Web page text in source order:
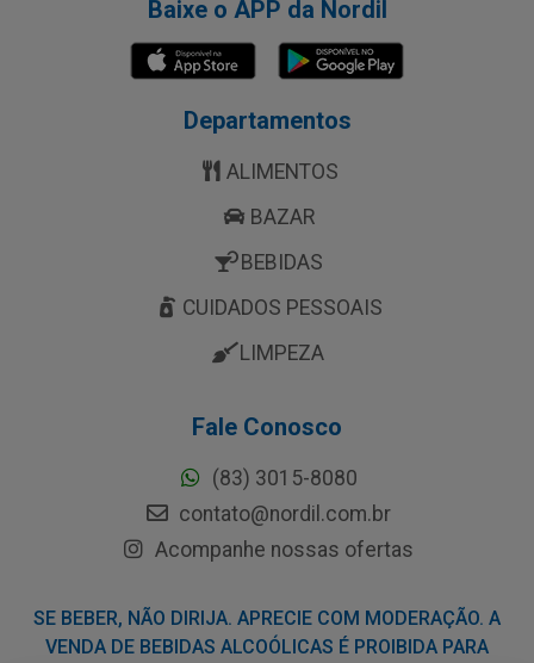
Baixe o APP da Nordil
Departamentos
ALIMENTOS
BAZAR
BEBIDAS
CUIDADOS PESSOAIS
LIMPEZA
Fale Conosco
(83) 3015-8080
contato@nordil.com.br
Acompanhe nossas ofertas
SE BEBER, NÃO DIRIJA. APRECIE COM MODERAÇÃO. A
VENDA DE BEBIDAS ALCOÓLICAS É PROIBIDA PARA